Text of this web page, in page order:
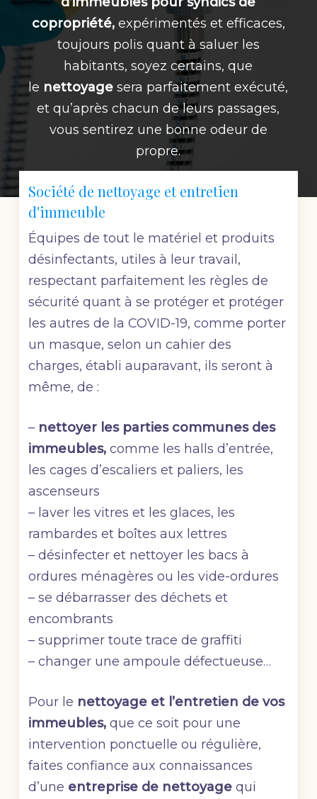
copropriété,expérimentés et efficaces,
toujours polis quant à saluer les
habitants, soyez certains, que
le nettoyage sera parfaitement exécuté,
et qu’après chacun de leurs passages,
vous sentirez une bonne odeur de
propre.
Société de nettoyage et entretien
d'immeuble
Équipes de tout le matériel et produits
désinfectants, utiles à leur travail,
respectant parfaitement les règles de
sécurité quant à se protéger et protéger
les autres de la COVID-19, comme porter
un masque, selon un cahier des
charges, établi auparavant, ils seront à
même, de :
– nettoyer les parties communes des
immeubles, comme les halls d’entrée,
les cages d’escaliers et paliers, les
ascenseurs
– laver les vitres et les glaces, les
rambardes et boîtes aux lettres
– désinfecter et nettoyer les bacs à
ordures ménagères ou les vide-ordures
– se débarrasser des déchets et
encombrants
– supprimer toute trace de graffiti
– changer une ampoule défectueuse…
Pour le nettoyage et l’entretien de vos
immeubles, que ce soit pour une
intervention ponctuelle ou régulière,
faites confiance aux connaissances
d’une entreprise de nettoyage qui